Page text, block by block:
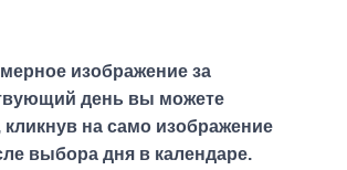
изображение за
день вы можете
кликнув на само изображение
выбора дня в календаре.